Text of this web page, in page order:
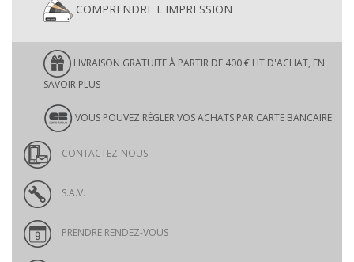
COMPRENDRE L'IMPRESSION
LIVRAISON GRATUITE À PARTIR DE 400 € HT D'ACHAT, EN
SAVOIR PLUS
VOUS POUVEZ RÉGLER VOS ACHATS PAR CARTE BANCAIRE
CONTACTEZ-NOUS
S.A.V.
PRENDRE RENDEZ-VOUS